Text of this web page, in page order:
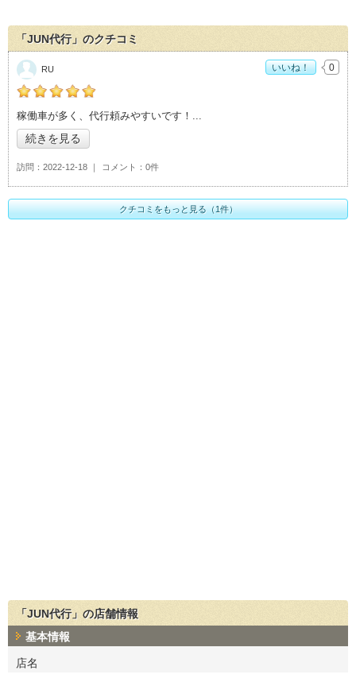
「JUN代行」のクチコミ
の「JUN代行」おすすめ度：5
稼働車が多く、代行頼みやすいです！
続きを見る
訪問 2022-12-18 コメント 0件
RU いいね！ 0
クチコミをもっと見る（1件）
「JUN代行」の店舗情報
基本情報
店名